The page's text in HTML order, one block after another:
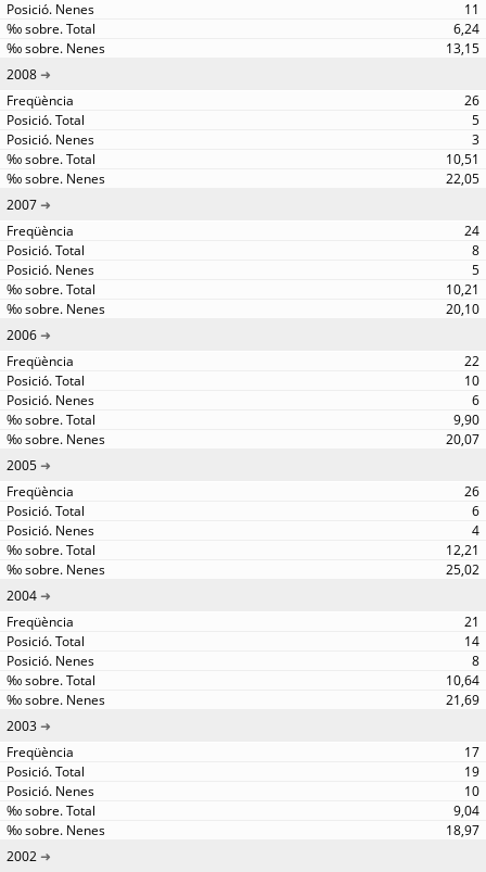
11
6,24
13,15
2008
26
5
3
10,51
22,05
2007
24
8
5
10,21
20,10
2006
22
10
6
9,90
20,07
2005
26
6
4
12,21
25,02
2004
21
14
8
10,64
21,69
2003
17
19
10
9,04
18,97
2002